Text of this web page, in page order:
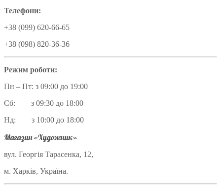
Телефони:
+38 (099) 620-66-65
+38 (098) 820-36-36
Режим роботи:
Пн – Пт: з 09:00 до 19:00
Сб: з 09:30 до 18:00
Нд: з 10:00 до 18:00
Магазин «Художник»
вул. Георгія Тарасенка, 12,
м. Харків, Україна.